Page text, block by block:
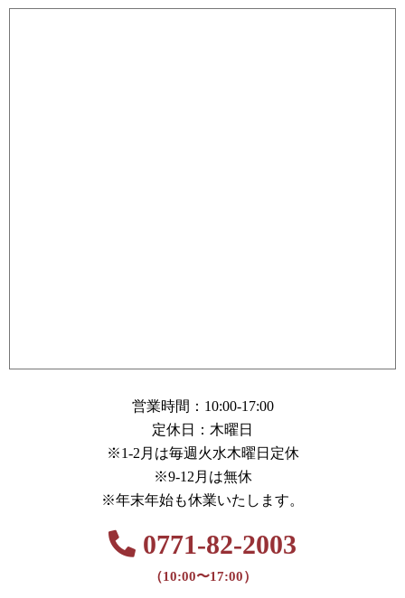
営業時間：10:00-17:00
定休日：木曜日
※1-2月は毎週火水木曜日定休
※9-12月は無休
※年末年始も休業いたします。
0771-82-2003
（10:00〜17:00）